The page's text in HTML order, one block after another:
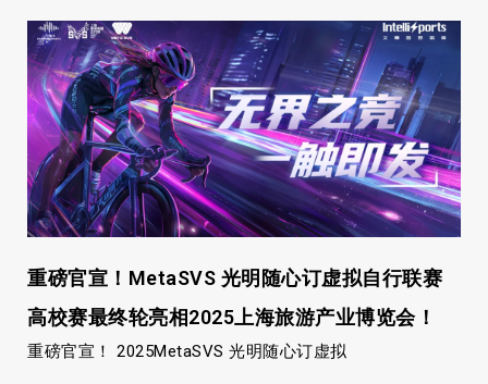
重磅官宣！MetaSVS 光明随心订虚拟自行联赛
高校赛最终轮亮相2025上海旅游产业博览会！
重磅官宣！ 2025MetaSVS 光明随心订虚拟